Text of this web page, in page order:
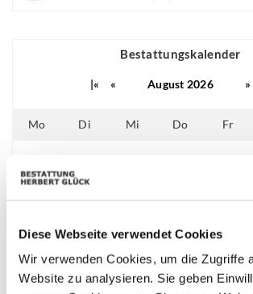
Diese Webseite verwendet Cookies
Wir verwenden Cookies, um die Zugriffe
Website zu analysieren. Sie geben
Bestattungskalender
|« « August 2026 »
Mo Di Mi Do Fr
03 04 05 06 07
10 11 12 13 14
17 19 21